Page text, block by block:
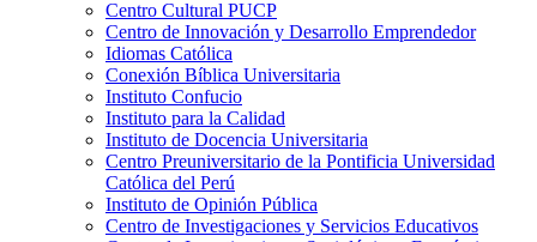
Centro Cultural PUCP
Centro de Innovación y Desarrollo Emprendedor
Idiomas Católica
Conexión Bíblica Universitaria
Instituto Confucio
Instituto para la Calidad
Instituto de Docencia Universitaria
Centro Preuniversitario de la Pontificia Universidad
Católica del Perú
Instituto de Opinión Pública
Centro de Investigaciones y Servicios Educativos